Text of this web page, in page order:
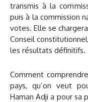
transmis à la
puis à la commission
votes. Elle se
Conseil
les résultats définitifs.
Comment
pays, qu’on veut
Haman Adji a pour sa